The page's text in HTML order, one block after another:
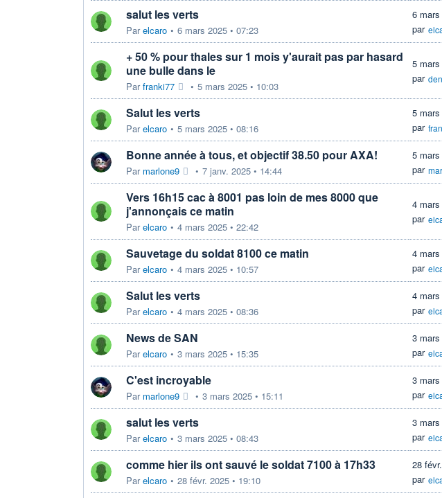
salut les verts
Parelcaro • 6 mars 2025 • 07:23
6
par
+ 50 % pour thales sur 1 mois y'aurait pas par hasard
une bulle dans le
Parfranki77 • 5 mars 2025 • 10:03
5
par
Salut les verts
Parelcaro • 5 mars 2025 • 08:16
5
par
Bonne année à tous, et objectif 38.50 pour AXA!
Par marlone9 • 7 janv. 2025 • 14:44
5
par
Vers 16h15 cac à 8001 pas loin de mes 8000 que
j'annonçais ce matin
Parelcaro • 4 mars 2025 • 22:42
4
par
Sauvetage du soldat 8100 ce matin
Parelcaro • 4 mars 2025 • 10:57
4
par
Salut les verts
Parelcaro • 4 mars 2025 • 08:36
4
par
News de SAN
Parelcaro • 3 mars 2025 • 15:35
3
par
C'est incroyable
Par marlone9 • 3 mars 2025 • 15:11
3
par
salut les verts
Parelcaro • 3 mars 2025 • 08:43
3
par
comme hier ils ont sauvé le soldat 7100 à 17h33
Parelcaro • 28 févr. 2025 • 19:10
28
par